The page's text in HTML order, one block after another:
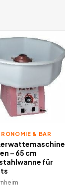
& BAR
– 65 cm
für